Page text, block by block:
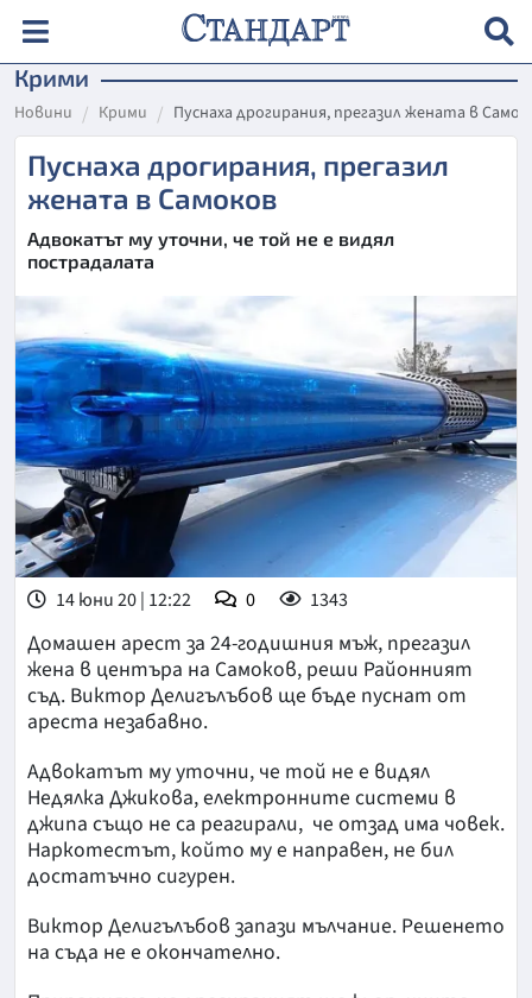
Крими
Новини Крими Пуснаха дрогирания, прегазил жената в
Пуснаха дрогирания, прегазил
жената в Самоков
Адвокатът му уточни, че той не е видял
пострадалата
14 юни 20 | 12:22 0 1343
Домашен арест за 24-годишния мъж, прегазил
жена в центъра на Самоков, реши Районният
съд. Виктор Делигълъбов ще бъде пуснат от
ареста незабавно.
Адвокатът му уточни, че той не е видял
Недялка Джикова, електронните системи в
джипа също не са реагирали, че отзад има човек.
Наркотестът, който му е направен, не бил
достатъчно сигурен.
Виктор Делигълъбов запази мълчание. Решенето
на съда не е окончателно.